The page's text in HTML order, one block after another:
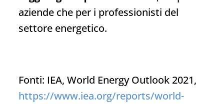
aziende che per i professionisti del
settore energetico.
Fonti: IEA, World Energy Outlook 2021,
https://www.iea.org/reports/world-